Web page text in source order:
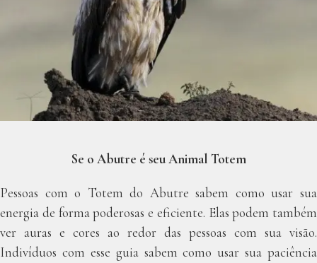
Se o Abutre é seu Animal Totem
Pessoas com o Totem do Abutre sabem como usar sua
energia de forma poderosas e eficiente. Elas podem também
ver auras e cores ao redor das pessoas com sua visão.
Indivíduos com esse guia sabem como usar sua paciência